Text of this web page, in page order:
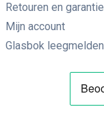
Retouren en garantie
Mijn account
Glasbok leegmelden